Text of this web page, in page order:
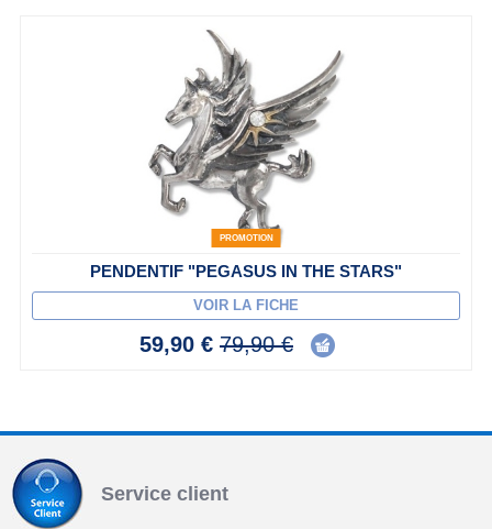
PROMOTION
PENDENTIF "PEGASUS IN THE STARS"
VOIR LA FICHE
59,90 € 79,90 €
Service client